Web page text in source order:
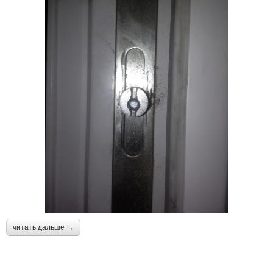
читать дальше →